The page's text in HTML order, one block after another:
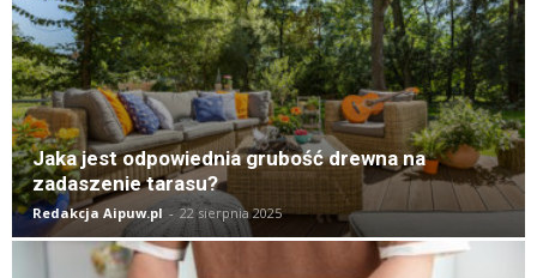
Jaka jest odpowiednia grubość drewna na
zadaszenie tarasu?
Redakcja Aipuw.pl - 22 sierpnia 2025